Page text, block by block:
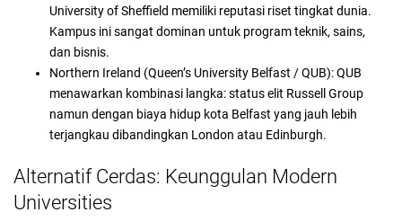
University of Sheffield memiliki reputasi riset tingkat dunia.
Kampus ini sangat dominan untuk program teknik, sains,
dan bisnis.
Northern Ireland (Queen’s University Belfast / QUB): QUB
menawarkan kombinasi langka: status elit Russell Group
namun dengan biaya hidup kota Belfast yang jauh lebih
terjangkau dibandingkan London atau Edinburgh.
Alternatif Cerdas: Keunggulan Modern
Universities